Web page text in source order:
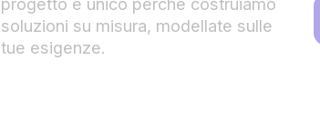
soluzioni su misura, modellate sulle
tue esigenze.